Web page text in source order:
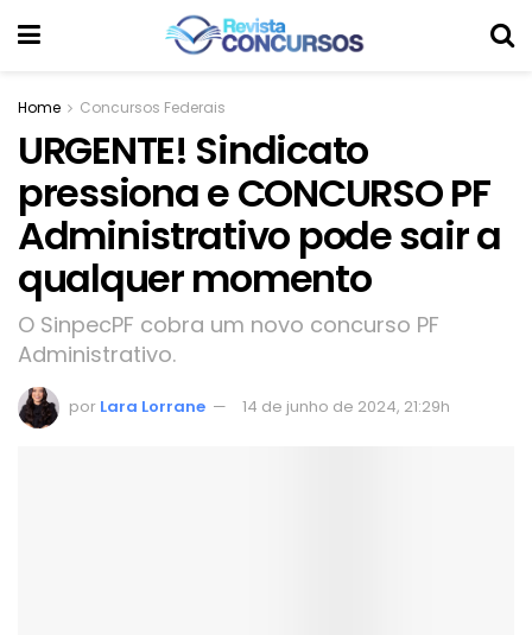
Home Concursos Federais
URGENTE! Sindicato
pressiona e CONCURSO PF
Administrativo pode sair a
qualquer momento
O SinpecPF cobra um novo concurso PF
Administrativo.
por Lara Lorrane 14 de junho de 2024, 21:29h